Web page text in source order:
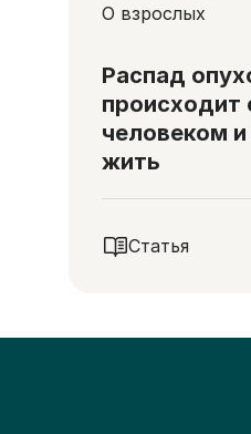
О взрослых
Распад
происходит
человеком и
жить
Статья